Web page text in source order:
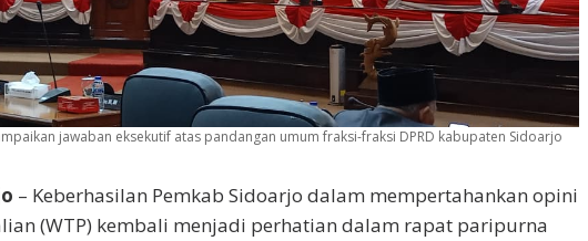
jawaban eksekutif atas pandangan umum fraksi-fraksi DPRD kabupaten Sidoarjo
– Keberhasilan Pemkab Sidoarjo dalam mempertahankan opini
(WTP) kembali menjadi perhatian dalam rapat paripurna